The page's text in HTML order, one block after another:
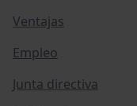
Ventajas
Empleo
Junta directiva